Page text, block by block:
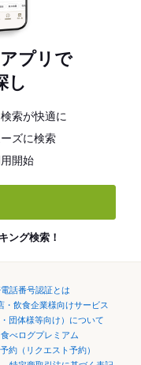
プリで
し
索が快適に
ズに検索
開始
ング検索！
話番号認証とは
・飲食企業様向けサービス
団体様等向け）について
食べログプレミアム
約（リクエスト予約）